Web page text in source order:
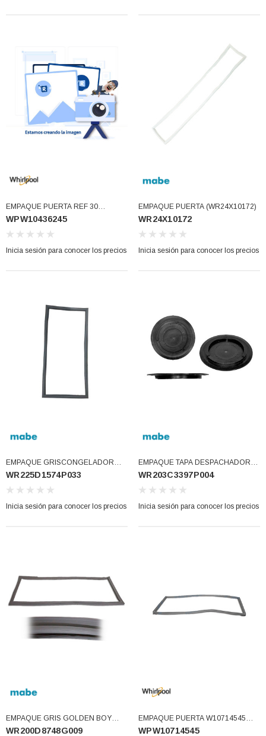
JAS Sust
precios
BALERO 6006 ORIG SELLO NEOPRENO
Inicia sesión para conocer los precios
EMPAQUE PUERTA REF 30
(WPW10436245)
WPW10436245
Inicia sesión para conocer los precios
EMPAQUE PUERTA (WR24X10172)
WR24X10172
Inicia sesión para conocer los precios
EMPAQUE GRISCONGELADOR
TIPO FRENCH (WR225D1574P033)
WR225D1574P033
Inicia sesión para conocer los precios
EMPAQUE TAPA DESPACHADOR
DE HIELO G.E. (WR203C3397P004)
WR203C3397P004
Inicia sesión para conocer los precios
EMPAQUE GRIS GOLDEN BOY
TIPO FRENCH (WR200D8748G009)
WR200D8748G009
EMPAQUE PUERTA W10714545
(WPW10714545)
WPW10714545